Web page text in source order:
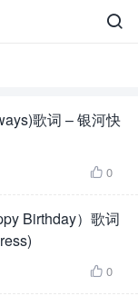

歌词 – 银河快
 0
Birthday）歌词
 0